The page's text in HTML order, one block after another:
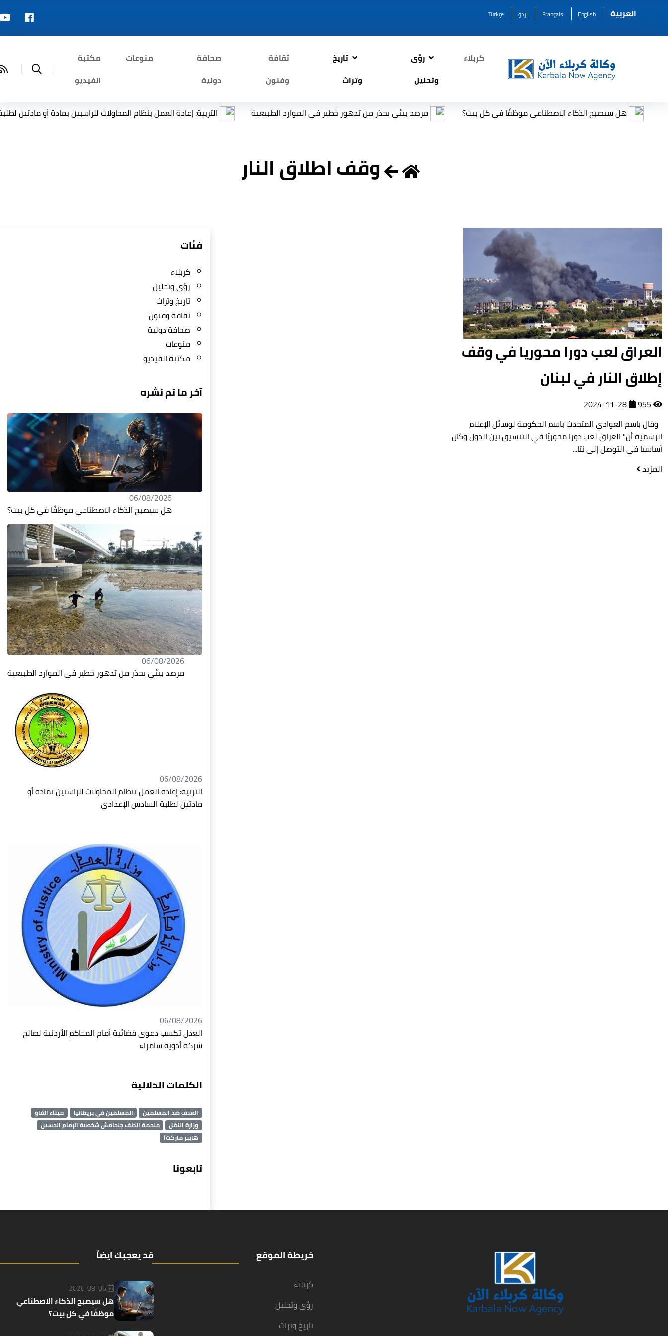
العربية English
Français اردو Türkçe
كربلاء
رؤى
وتحليل
تاريخ
وتراث
ثقافة
وفنون
صحافة
دولية
منوعات
مكتبة
الفيديو
هل سيصبح الذكاء الاصطناعي موظفًا في كل بيت؟ مرصد بيئي يحذر من تدهور خطير في الموارد الطبيعية التربية: إعادة العمل بنظام المحاولات للراسبين بمادة أو مادتين لطلبة
وقف اطلاق النار
العراق لعب دورا محوريا في وقف
إطلاق النار في لبنان
‎‎ وقال باسم العوادي المتحدث باسم الحكومة لوسائل الإعلام
الرسمية أن" العراق لعب دورا ‏محوريًا في التنسيق بين الدول وكان
أساسيا في التوصل إلى نتا...
المزيد
فئات
كربلاء
رؤى وتحليل
تاريخ وتراث
ثقافة وفنون
صحافة دولية
منوعات
مكتبة الفيديو
آخر ما تم نشره
06/08/2026
هل سيصبح الذكاء الاصطناعي موظفًا في كل بيت؟
06/08/2026
مرصد بيئي يحذر من تدهور خطير في الموارد الطبيعية
06/08/2026
التربية: إعادة العمل بنظام المحاولات للراسبين بمادة أو
مادتين لطلبة السادس الإعدادي
06/08/2026
العدل تكسب دعوى قضائية أمام المحاكم الأردنية لصالح
شركة أدوية سامراء
الكلمات الدلالية
العنف ضد المسلمين المسلمين في بريطانيا
ميناء الفاو
وزارة النقل
ملحمة الطف جلجامش شخصية الإمام الحسين
هايبر ماركت)
تابعونا
خريطة الموقع
كربلاء
رؤى وتحليل
تاريخ وتراث
قد يعجبك ايضاً
2026-08-06
هل سيصبح الذكاء الاصطناعي
موظفًا في كل بيت؟